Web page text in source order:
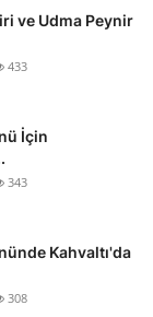
ve Udma Peynir
433
İçin
343
Kahvaltı'da
308